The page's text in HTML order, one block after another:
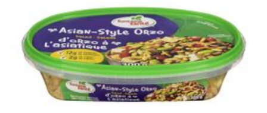
CONTACT
CONCOURS